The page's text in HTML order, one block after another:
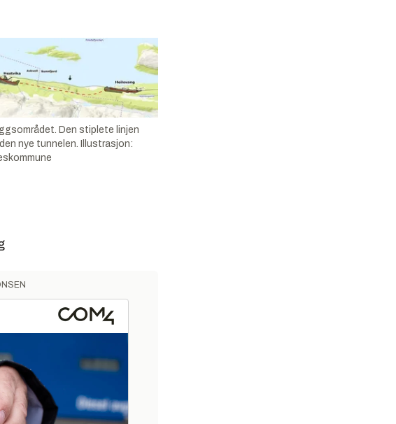
Den stiplete linjen
nye tunnelen. Illustrasjon: